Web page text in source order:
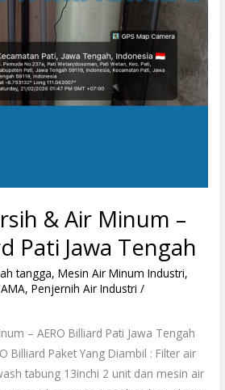
& Air Minum –
Pati Jawa Tengah
tangga,Mesin Air Minum Industri,
,Penjernih Air Industri /
– AERO Billiard Pati Jawa Tengah
Billiard Paket Yang Diambil : Filter air
tabung 13inchi 2 unit dan mesin air